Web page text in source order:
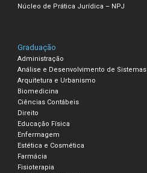
Núcleo de Prática Jurídica – NPJ
Graduação
Administração
Análise e Desenvolvimento de Sistemas
Arquitetura e Urbanismo
Biomedicina
Ciências Contábeis
Direito
Educação Física
Enfermagem
Estética e Cosmética
Farmácia
Fisioterapia